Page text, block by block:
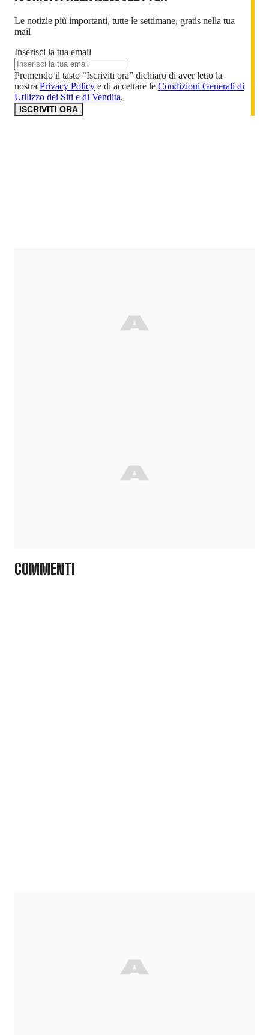
Le notizie più importanti, tutte le settimane, gratis nella tua
mail
Inserisci la tua email
Premendo il tasto “Iscriviti ora” dichiaro di aver letto la
nostra Privacy Policy e di accettare le Condizioni Generali di
Utilizzo dei Siti e di Vendita.
ISCRIVITI ORA
COMMENTI